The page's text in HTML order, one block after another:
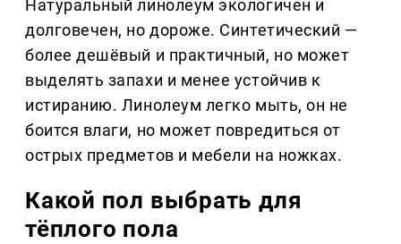
Натуральный линолеум экологичен и
долговечен, но дороже. Синтетический —
более дешёвый и практичный, но может
выделять запахи и менее устойчив к
истиранию. Линолеум легко мыть, он не
боится влаги, но может повредиться от
острых предметов и мебели на ножках.
Какой пол выбрать для
тёплого пола